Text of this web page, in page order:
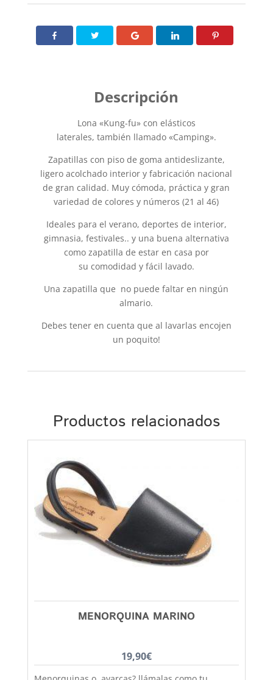
cantidad
Lona «Kung-fu» con elásticos
laterales, también llamado «Camping».
Zapatillas con piso de goma antideslizante,
ligero acolchado interior y fabricación nacional
de gran calidad. Muy cómoda, práctica y gran
variedad de colores y números (21 al 46)
Ideales para el verano, deportes de interior,
gimnasia, festivales.. y una buena alternativa
como zapatilla de estar en casa por
su comodidad y fácil lavado.
Una zapatilla que no puede faltar en ningún
almario.
Debes tener en cuenta que al lavarlas encojen
un poquito!
Productos relacionados
MENORQUINA MARINO
19,90€